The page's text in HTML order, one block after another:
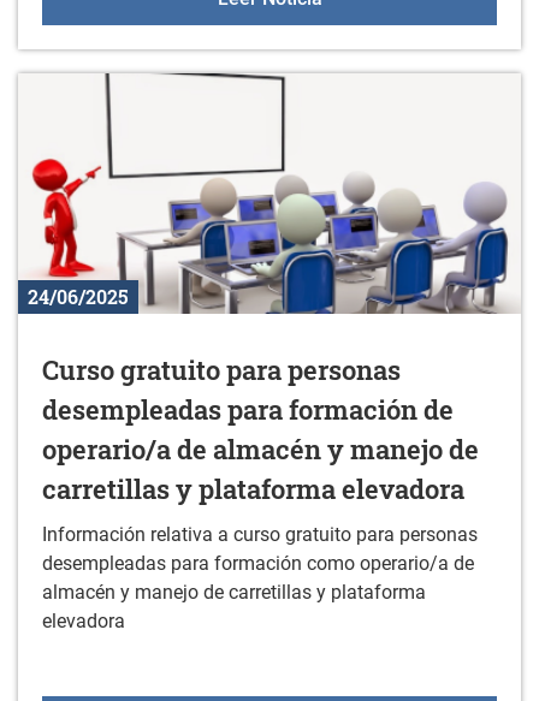
24/06/2025
Curso gratuito para personas
desempleadas para formación de
operario/a de almacén y manejo de
carretillas y plataforma elevadora
Información relativa a curso gratuito para personas
desempleadas para formación como operario/a de
almacén y manejo de carretillas y plataforma
elevadora